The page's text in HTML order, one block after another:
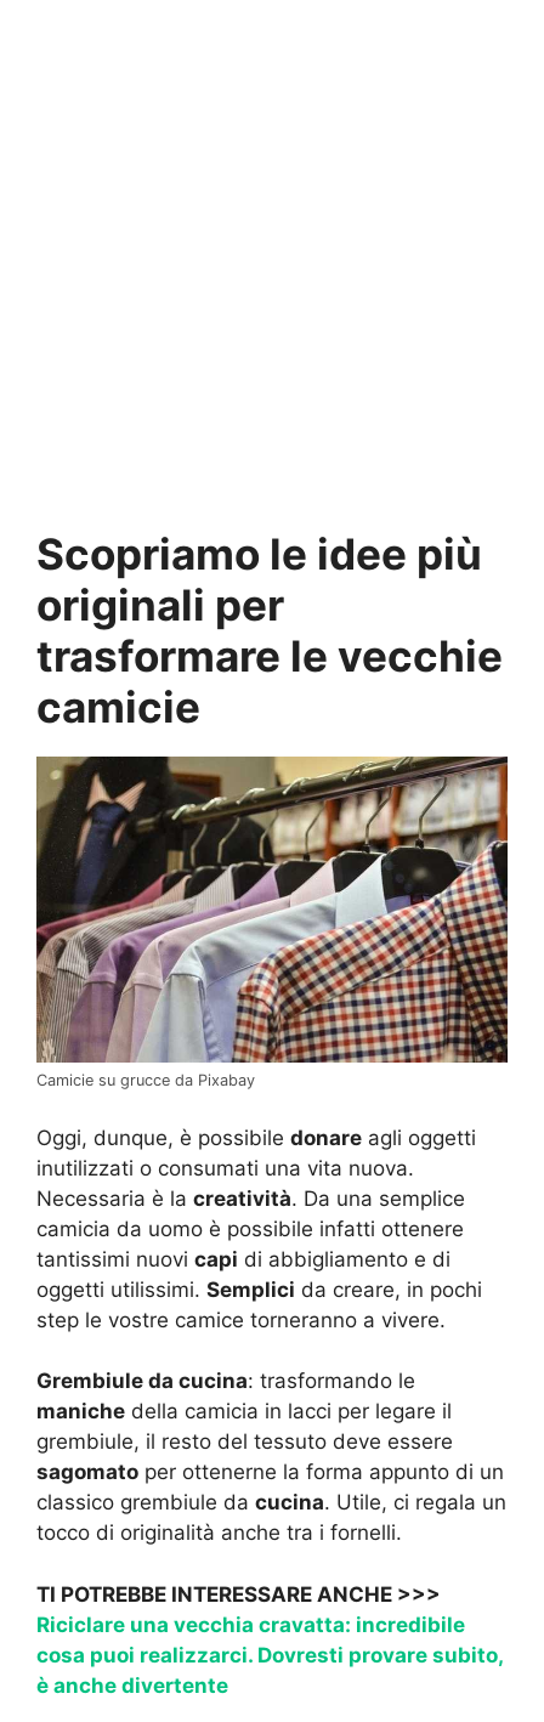
Scopriamo le idee più
originali per
trasformare le vecchie
camicie
Camicie su grucce da Pixabay
Oggi, dunque, è possibile donare agli oggetti
inutilizzati o consumati una vita nuova.
Necessaria è la creatività. Da una semplice
camicia da uomo è possibile infatti ottenere
tantissimi nuovi capi di abbigliamento e di
oggetti utilissimi. Semplici da creare, in pochi
step le vostre camice torneranno a vivere.
Grembiule da cucina: trasformando le
maniche della camicia in lacci per legare il
grembiule, il resto del tessuto deve essere
sagomato per ottenerne la forma appunto di un
classico grembiule da cucina. Utile, ci regala un
tocco di originalità anche tra i fornelli.
TI POTREBBE INTERESSARE ANCHE >>>
Riciclare una vecchia cravatta: incredibile
cosa puoi realizzarci. Dovresti provare subito,
è anche divertente